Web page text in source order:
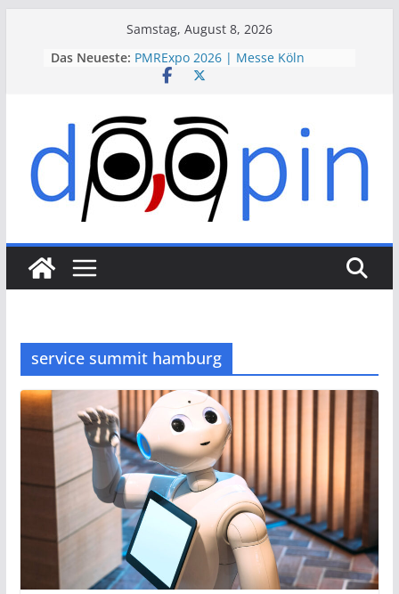
Samstag, August 8, 2026
Das Neueste: PMRExpo 2026 | Messe Köln
VdS-BrandSchutzTage 2026 |
VALVE WORLD EXPO 2026 | Messe
Düsseldorf
ESSEN MOTOR SHOW 2026 | Messe
Essen
service summit hamburg